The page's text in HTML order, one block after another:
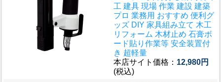
工 建具 現場 作業 建設 建築
プロ 業務用 おすすめ 便利グ
ッズ DIY 家具組み立て 木工
リフォーム 木材止め 石膏ボ
ード貼り作業等 安全装置付
き 超軽量
本店サイト価格： 12,980円
(税込)